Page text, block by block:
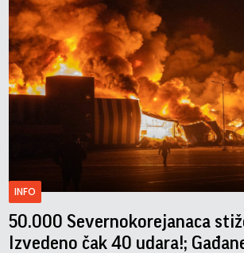
INFO
50.000 Severnokorejanaca
Izvedeno čak 40 udara!;